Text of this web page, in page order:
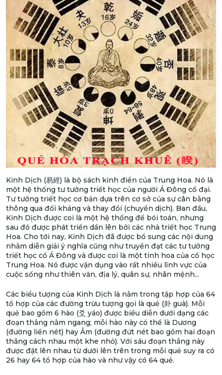
Kinh Dịch (易經) là bộ sách kinh điển của Trung Hoa. Nó là
một hệ thống tư tưởng triết học của người Á Đông cổ đại.
Tư tưởng triết học cơ bản dựa trên cơ sở của sự cân bằng
thông qua đối kháng và thay đổi (chuyển dịch). Ban đầu,
Kinh Dịch được coi là một hệ thống để bói toán, nhưng
sau đó được phát triển dần lên bởi các nhà triết học Trung
Hoa. Cho tới nay, Kinh Dịch đã được bổ sung các nội dung
nhằm diễn giải ý nghĩa cũng như truyền đạt các tư tưởng
triết học cổ Á Đông và được coi là một tinh hoa của cổ học
Trung Hoa. Nó được vận dụng vào rất nhiều lĩnh vực của
cuộc sống như thiên văn, địa lý, quân sự, nhân mệnh...
Các biểu tượng của Kinh Dịch là nằm trong tập hợp của 64
tổ hợp của các đường trừu tượng gọi là quẻ (卦 guà). Mỗi
quẻ bao gồm 6 hào (爻 yáo) được biểu diễn dưới dạng các
đoạn thẳng nằm ngang; mỗi hào này có thể là Dương
(đường liền nét) hay Âm (đường đứt nét bao gồm hai đoạn
thẳng cách nhau một khe nhỏ). Với sáu đoạn thẳng này
được đặt lên nhau từ dưới lên trên trong mỗi quẻ suy ra có
26 hay 64 tổ hợp của hào và như vậy có 64 quẻ.